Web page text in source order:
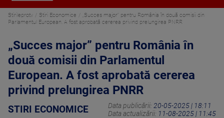
Stirileprotv Stiri Economice
„Succes major” pentru România în două comisii din
Parlamentul European. A fost aprobată cererea privind prelungirea PNRR
„Succes major” pentru România în
două comisii din Parlamentul
European. A fost aprobată cererea
privind prelungirea PNRR
STIRI ECONOMICE Data publicării: 20-05-2025 | 18:11
Data actualizării: 11-08-2025 | 11:45